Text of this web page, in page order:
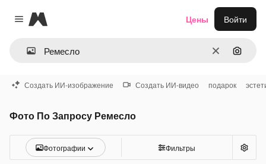
Close menu
Magnific
ОчиститьПоиск
Цены Войти
Создать ИИ-изображение Создать ИИ-видео подарок
Фото По Запросу Ремесло
Фотографии Фильтры